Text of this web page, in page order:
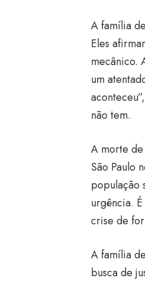
A família
Eles
mecânico.
um
não tem.
A morte de
São Paulo
população
urgência.
crise de
A família
busca de